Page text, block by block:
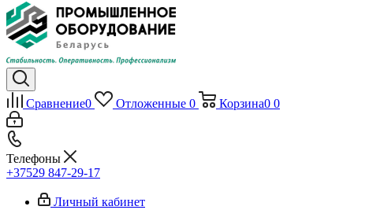
Сравнение0 Отложенные 0 Корзина0 0
Телефоны
+37529 847-29-17‬
Личный кабинет